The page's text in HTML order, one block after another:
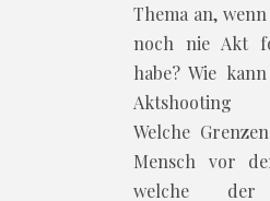
Thema an,
noch nie Akt
habe? Wie
Aktshooting
Welche
Mensch vor
welche der